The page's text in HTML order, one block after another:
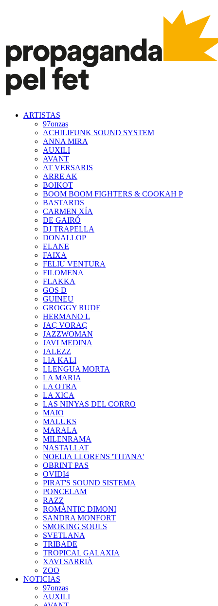
ARTISTAS
97onzas
ACHILIFUNK SOUND SYSTEM
ANNA MIRA
AUXILI
AVANT
AT VERSARIS
ARRE AK
BOIKOT
BOOM BOOM FIGHTERS & COOKAH P
BASTARDS
CARMEN XÍA
DE GAIRÓ
DJ TRAPELLA
DONALLOP
ELANE
FAIXA
FELIU VENTURA
FILOMENA
FLAKKA
GOS D
GUINEU
GROGGY RUDE
HERMANO L
JAÇ VORAÇ
JAZZWOMAN
JAVI MEDINA
JALEZZ
LIA KALI
LLENGUA MORTA
LA MARIA
LA OTRA
LA XICA
LAS NINYAS DEL CORRO
MAIO
MALUKS
MARALA
MILENRAMA
NASTALLAT
NOELIA LLORENS 'TITANA'
OBRINT PAS
OVIDI4
PIRAT'S SOUND SISTEMA
PONCELAM
RAZZ
ROMÀNTIC DIMONI
SANDRA MONFORT
SMOKING SOULS
SVETLANA
TRIBADE
TROPICAL GALAXIA
XAVI SARRIÀ
ZOO
NOTICIAS
97onzas
AUXILI